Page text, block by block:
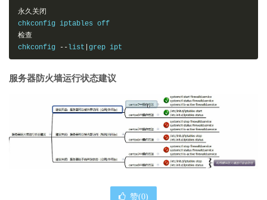
永久关闭
检查
chkconfig
-- list grep ipt
服务器防火墙运行状态建议
赞(0)